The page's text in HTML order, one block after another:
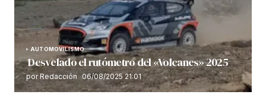
AUTOMOVILISMO
Desvelado el rutómetro del «Volcanes» 2025
por Redacción 06/08/2025 21:01